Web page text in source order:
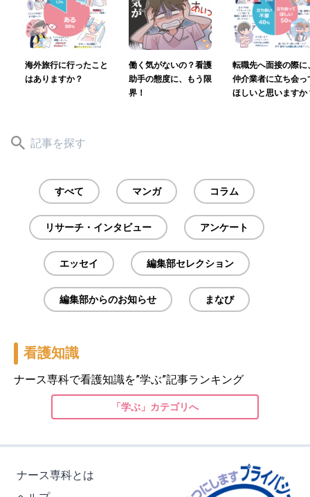
海外旅行に行ったこと
はありますか？
働く気がないの？看護
助手の態度に、もう限
界！
転職先へ面接の際に
仲介業者に立ち会っ
ほしいと思いますか
すべて マンガ コラム
リサーチ・インタビュー アンケート
エッセイ 編集部セレクション
編集部からのお知らせ まなび
看護知識
ナース専科で看護知識を”学ぶ”記事ランキング
「学ぶ」カテゴリへ
ナース専科とは